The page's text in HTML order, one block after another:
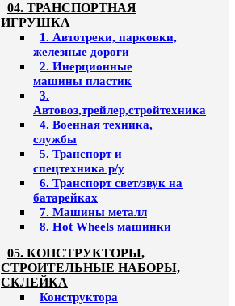
04. ТРАНСПОРТНАЯ
ИГРУШКА
1. Автотреки, парковки,
железные дороги
2. Инерционные
машины пластик
3.
Автовоз,трейлер,стройтехника
4. Военная техника,
службы
5. Транспорт и
спецтехника р/у
6. Транспорт свет/звук на
батарейках
7. Машины металл
8. Hot Wheels машинки
05. КОНСТРУКТОРЫ,
СТРОИТЕЛЬНЫЕ НАБОРЫ,
СКЛЕЙКА
Конструктора